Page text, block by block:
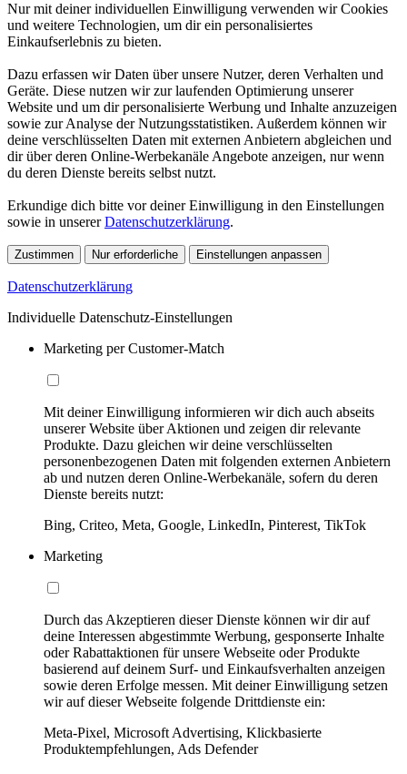
Nur mit deiner individuellen Einwilligung verwenden wir Cookies
und weitere Technologien, um dir ein personalisiertes
Einkaufserlebnis zu bieten.
Dazu erfassen wir Daten über unsere Nutzer, deren Verhalten und
Geräte. Diese nutzen wir zur laufenden Optimierung unserer
Website und um dir personalisierte Werbung und Inhalte anzuzeigen
sowie zur Analyse der Nutzungsstatistiken. Außerdem können wir
deine verschlüsselten Daten mit externen Anbietern abgleichen und
dir über deren Online-Werbekanäle Angebote anzeigen, nur wenn
du deren Dienste bereits selbst nutzt.
Erkundige dich bitte vor deiner Einwilligung in den Einstellungen
sowie in unsererDatenschutzerklärung.
Zustimmen Nur erforderliche Einstellungen anpassen
Datenschutzerklärung
Individuelle Datenschutz-Einstellungen
Marketing per Customer-Match
Mit deiner Einwilligung informieren wir dich auch abseits
unserer Website über Aktionen und zeigen dir relevante
Produkte. Dazu gleichen wir deine verschlüsselten
personenbezogenen Daten mit folgenden externen Anbietern
ab und nutzen deren Online-Werbekanäle, sofern du deren
Dienste bereits nutzt:
Bing, Criteo, Meta, Google, LinkedIn, Pinterest, TikTok
Marketing
Durch das Akzeptieren dieser Dienste können wir dir auf
deine Interessen abgestimmte Werbung, gesponserte Inhalte
oder Rabattaktionen für unsere Webseite oder Produkte
basierend auf deinem Surf- und Einkaufsverhalten anzeigen
sowie deren Erfolge messen. Mit deiner Einwilligung setzen
wir auf dieser Webseite folgende Drittdienste ein:
Meta-Pixel, Microsoft Advertising, Klickbasierte
Produktempfehlungen, Ads Defender